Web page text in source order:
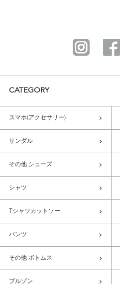
CATEGORY
スマホ(アクセサリー)
サンダル
その他 シューズ
シャツ
Tシャツカットソー
パンツ
その他 ボトムス
ブルゾン